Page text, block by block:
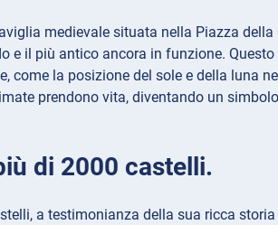
medievale situata nella Piazza
e il più antico ancora in funzione.
come la posizione del sole e della luna
prendono vita, diventando un
di 2000 castelli.
a testimonianza della sua ricca storia